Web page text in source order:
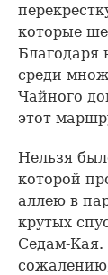
которые
Благодаря
среди
Чайного
этот
Нельзя
которой
аллею в
крутых
Седам-Кая.